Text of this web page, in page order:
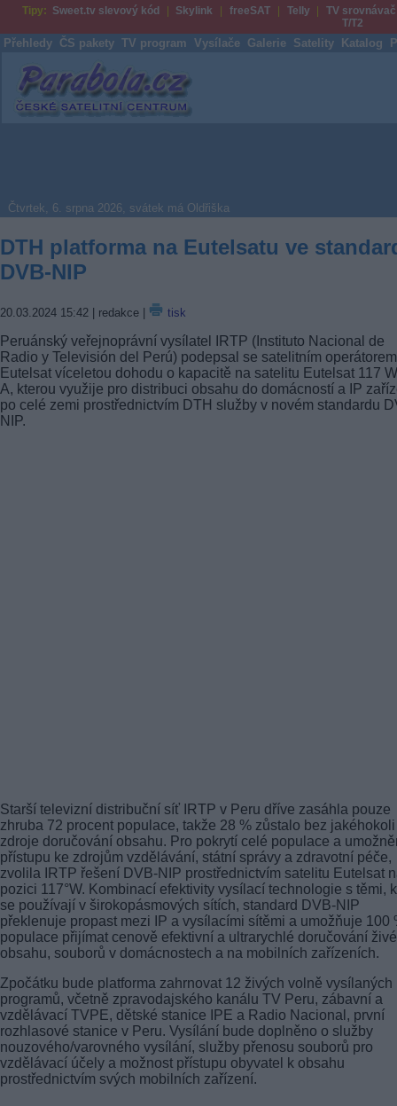
Tipy: Sweet.tv slevový kód Skylink freeSAT Telly
TV srovnávač
T/T2
Přehledy ČS pakety TV program Vysílače Galerie Satelity Katalog
Parabola.cz
Čtvrtek, 6. srpna 2026, svátek má Oldřiška
DTH platforma na Eutelsatu ve
DVB-NIP
20.03.2024 15:42 | redakce | tisk
Peruánský veřejnoprávní vysílatel IRTP (Instituto Nacional de
Radio y Televisión del Perú) podepsal se satelitním operátorem
Eutelsat víceletou dohodu o kapacitě na satelitu Eutelsat 117
A, kterou využije pro distribuci obsahu do domácností a IP
po celé zemi prostřednictvím DTH služby v novém standardu
NIP.
Starší televizní distribuční síť IRTP v Peru dříve zasáhla pouze
zhruba 72 procent populace, takže 28 % zůstalo bez jakéhokoli
zdroje doručování obsahu. Pro pokrytí celé populace a
přístupu ke zdrojům vzdělávání, státní správy a zdravotní péče,
zvolila IRTP řešení DVB-NIP prostřednictvím satelitu Eutelsat
pozici 117°W. Kombinací efektivity vysílací technologie s těmi,
se používají v širokopásmových sítích, standard DVB-NIP
překlenuje propast mezi IP a vysílacími sítěmi a umožňuje 100
populace přijímat cenově efektivní a ultrarychlé doručování
obsahu, souborů v domácnostech a na mobilních zařízeních.
Zpočátku bude platforma zahrnovat 12 živých volně vysílaných
programů, včetně zpravodajského kanálu TV Peru, zábavní a
vzdělávací TVPE, dětské stanice IPE a Radio Nacional, první
rozhlasové stanice v Peru. Vysílání bude doplněno o služby
nouzového/varovného vysílání, služby přenosu souborů pro
vzdělávací účely a možnost přístupu obyvatel k obsahu
prostřednictvím svých mobilních zařízení.